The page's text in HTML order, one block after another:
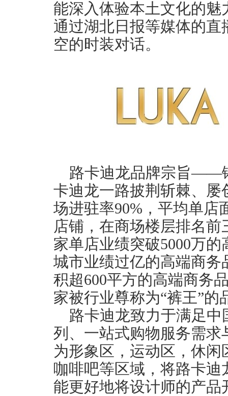
能深入体验本土文化的
通过湖北日报等媒体的
空的时装对话。
路卡迪龙品牌宗旨——
卡迪龙一路披荆斩棘、屡
场进驻率90%，平均单店
店铺，在商场楼层排名
家单店业绩突破5000万
城市业绩过亿的高端商
积超600平方的高端商务
家被行业尊称为“裤王”的
路卡迪龙致力于满足
列、一站式购物服务需
为形象区，运动区，休
咖啡吧等区域，将路卡
能更好地将设计师的产